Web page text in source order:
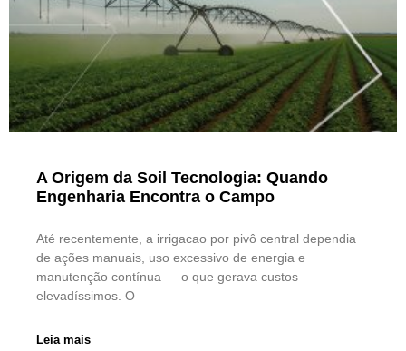
A Origem da Soil Tecnologia: Quando
Engenharia Encontra o Campo
Até recentemente, a irrigacao por pivô central dependia
de ações manuais, uso excessivo de energia e
manutenção contínua — o que gerava custos
elevadíssimos. O
Leia mais